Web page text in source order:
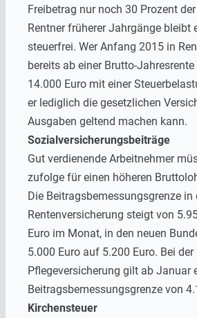
Freibetrag nur noch 30 Prozent
Rentner früherer Jahrgänge bleibt
steuerfrei. Wer Anfang 2015 in
bereits ab einer Brutto-
14.000 Euro mit einer
er lediglich die gesetzlichen
Ausgaben geltend machen kann.
Sozialversicherungsbeiträge
Gut verdienende Arbeitnehmer
zufolge für einen höheren
Die Beitragsbemessungsgrenze in
Rentenversicherung steigt von
Euro im Monat, in den neuen
5.000 Euro auf 5.200 Euro. Bei der
Pflegeversicherung gilt ab Januar
Beitragsbemessungsgrenze von
Kirchensteuer